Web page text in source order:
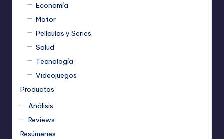
Economía
Motor
Películas y Series
Salud
Tecnología
Videojuegos
Productos
Análisis
Reviews
Resúmenes